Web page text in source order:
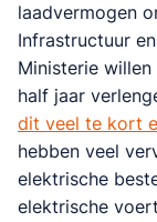
laadvermogen
Infrastructuur
Ministerie
half jaar
dit veel te kort
hebben veel
elektrische
elektrische